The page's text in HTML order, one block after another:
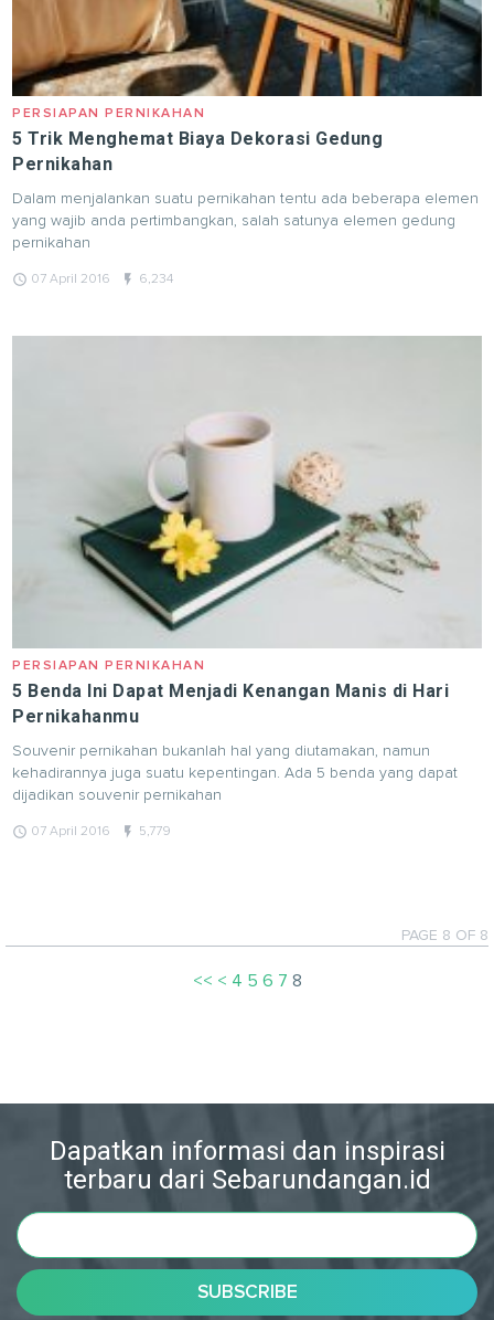
PERSIAPAN PERNIKAHAN
5 Trik Menghemat Biaya Dekorasi Gedung
Pernikahan
Dalam menjalankan suatu pernikahan tentu ada beberapa elemen
yang wajib anda pertimbangkan, salah satunya elemen gedung
pernikahan
query_builder 07 April 2016 flash_on 6,234
PERSIAPAN PERNIKAHAN
5 Benda Ini Dapat Menjadi Kenangan Manis di Hari
Pernikahanmu
Souvenir pernikahan bukanlah hal yang diutamakan, namun
kehadirannya juga suatu kepentingan. Ada 5 benda yang dapat
dijadikan souvenir pernikahan
query_builder 07 April 2016 flash_on 5,779
PAGE 8 OF 8
<< < 4 5 6 7 8
Dapatkan informasi dan inspirasi
terbaru dari Sebarundangan.id